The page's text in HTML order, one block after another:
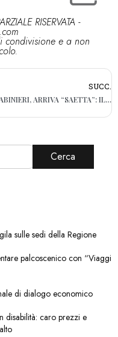
RISERVATA -
condivisione e a non
SUCC.
CARABINIERI, ARRIVA “SAETTA”: IL CANE ROBOT CHE SCOVA GLI ESPLOSIVI E BONIFICA GLI ORDIGNI A BARI
Cerca
sulle sedi della Regione
palcoscenico con “Viaggi
di dialogo economico
disabilità: caro prezzi e